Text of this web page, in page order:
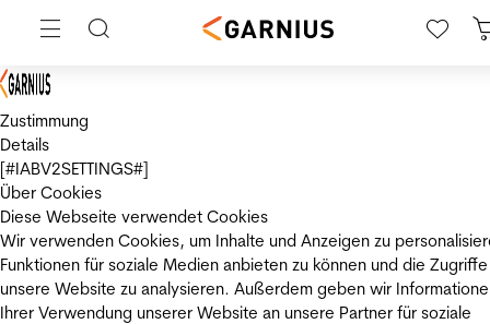
Zustimmung
Details
[#IABV2SETTINGS#]
Über Cookies
Diese Webseite verwendet Cookies
Wir verwenden Cookies, um Inhalte und Anzeigen zu
Funktionen für soziale Medien anbieten zu können und die
unsere Website zu analysieren. Außerdem geben wir
Ihrer Verwendung unserer Website an unsere Partner für soziale